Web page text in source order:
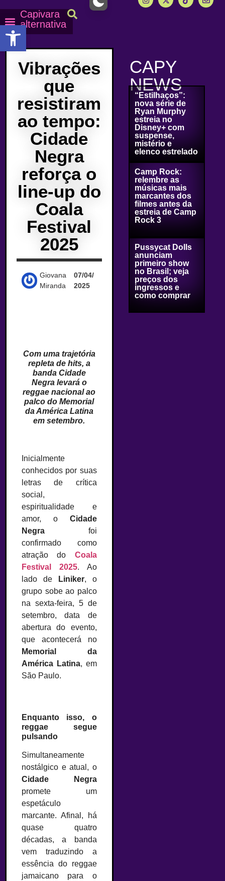
Capivara
alternativa
Vibrações
que
resistiram
ao tempo:
Cidade
Negra
reforça o
line-up do
Coala
Festival
2025
Giovana
Miranda
07/04/
2025
Com uma trajetória
repleta de hits, a
banda Cidade
Negra levará o
reggae nacional ao
palco do Memorial
da América Latina
em setembro.
Inicialmente
conhecidos por suas
letras de crítica
social,
espiritualidade e
amor, o Cidade
Negra foi
confirmado como
atração do Coala
Festival 2025. Ao
lado de
Liniker, o
grupo sobe ao palco
na sexta-feira, 5 de
setembro, data de
abertura do evento,
que acontecerá no
Memorial da
América Latina, em
São Paulo.
Enquanto isso, o
reggae segue
pulsando
Simultaneamente
nostálgico e atual, o
Cidade Negra
promete um
espetáculo
marcante. Afinal, há
quase quatro
décadas, a banda
vem traduzindo a
essência do reggae
jamaicano para o
CAPY
NEWS
“Estilhaços”:
nova série de
Ryan Murphy
estreia no
Disney+ com
suspense,
mistério e
elenco estrelado
Camp Rock:
relembre as
músicas mais
marcantes dos
filmes antes da
estreia de Camp
Rock 3
Pussycat Dolls
anunciam
primeiro show
no Brasil; veja
preços dos
ingressos e
como comprar
Abrir a barra de ferramentas